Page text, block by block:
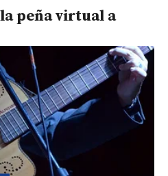
peña virtual a